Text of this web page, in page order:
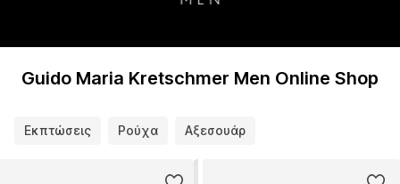
Guido Maria Kretschmer Men Online Shop
Εκπτώσεις Ρούχα Αξεσουάρ